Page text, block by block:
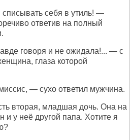
себя в утиль! —
ответив на полный
говоря и не ожидала!... — с
глаза которой
— сухо ответил мужчина.
вторая, младшая дочь. Она на
у неё другой папа. Хотите я